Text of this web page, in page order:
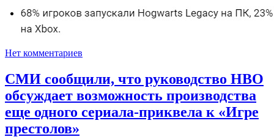
Нет комментариев
СМИ сообщили, что руководство HBO
обсуждает возможность производства
еще одного сериала-приквела к «Игре
престолов»